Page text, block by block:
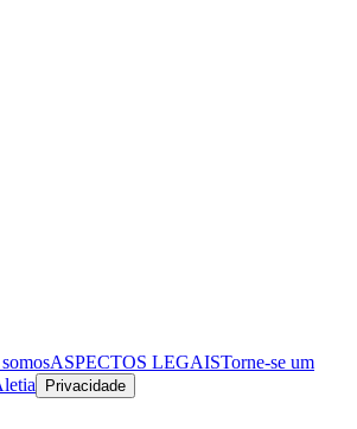
ASPECTOS LEGAISTorne-se um
Privacidade